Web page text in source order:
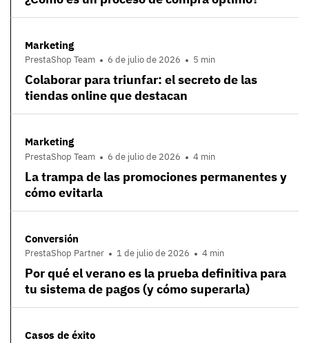
Marketing
PrestaShop Team 6 de julio de 2026 5 min
Colaborar para triunfar: el secreto de las
tiendas online que destacan
Marketing
PrestaShop Team 6 de julio de 2026 4 min
La trampa de las promociones permanentes y
cómo evitarla
Conversión
PrestaShop Partner 1 de julio de 2026 4 min
Por qué el verano es la prueba definitiva para
tu sistema de pagos (y cómo superarla)
Casos de éxito